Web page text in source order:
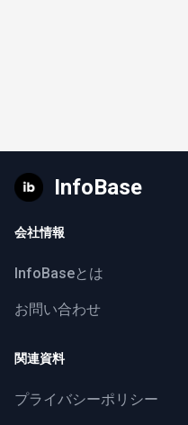
InfoBase
会社情報
InfoBaseとは
お問い合わせ
関連資料
プライバシーポリシー